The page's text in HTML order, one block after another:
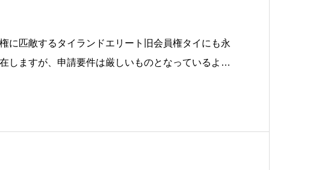
に匹敵するタイランドエリート旧会員権タイにも永
しますが、申請要件は厳しいものとなっているよう